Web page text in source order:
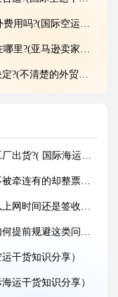
际空运干货知识分享)
亚马逊卖家请注意)
楚的外贸人看过来)
不清楚的跨境卖家看过来)
(国际空运干货知识分享)
?(国际空运干货知识分享)
楚的跨境卖家看过来）
国际快递干货知识分享）
装指南）
细则科普）
际海运干货知识分享)
（亚马逊卖家避坑指南）
基准（不清楚的卖家看过来）
（跨境电商卖家请注意）
干货知识分享）
运干货知识分享）